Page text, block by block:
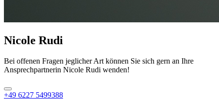
Nicole Rudi
Bei offenen Fragen jeglicher Art können Sie sich gern an Ihre
Ansprechpartnerin Nicole Rudi wenden!
+49 6227 5499388